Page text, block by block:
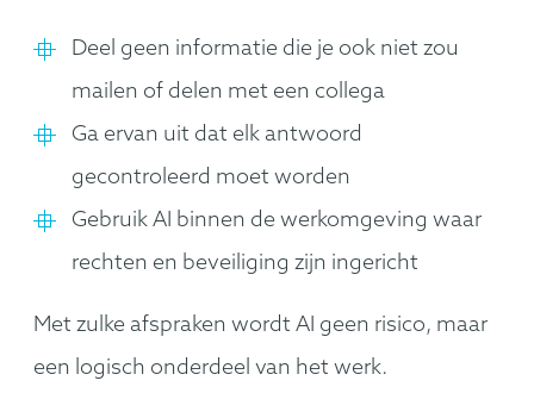
Deel geen informatie die je ook niet zou
mailen of delen met een collega
Ga ervan uit dat elk antwoord
gecontroleerd moet worden
Gebruik AI binnen de werkomgeving waar
rechten en beveiliging zijn ingericht
Met zulke afspraken wordt AI geen risico, maar
een logisch onderdeel van het werk.